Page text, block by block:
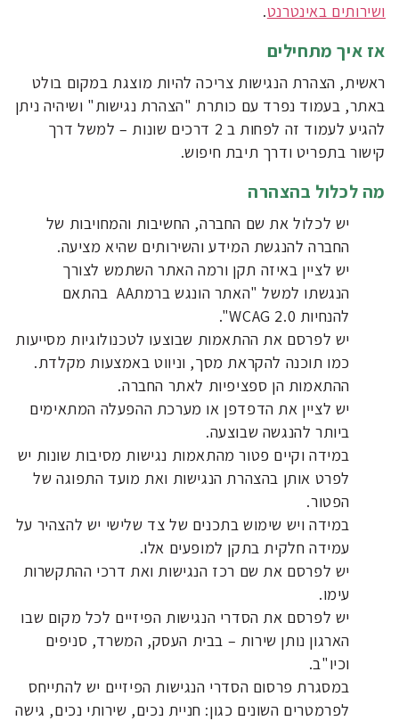
ושירותים באינטרנט.
אז איך מתחילים
ראשית, הצהרת הנגישות צריכה להיות מוצגת במקום בולט
באתר, בעמוד נפרד עם כותרת "הצהרת נגישות" ושיהיה ניתן
להגיע לעמוד זה לפחות ב 2 דרכים שונות – למשל דרך
קישור בתפריט ודרך תיבת חיפוש.
מה לכלול בהצהרה
יש לכלול את שם החברה, החשיבות והמחויבות של
החברה להנגשת המידע והשירותים שהיא מציעה.
יש לציין באיזה תקן ורמה האתר השתמש לצורך
הנגשתו למשל "האתר הונגש ברמתAA בהתאם
להנחיות WCAG 2.0".
יש לפרסם את ההתאמות שבוצעו לטכנולוגיות מסייעות
כמו תוכנה להקראת מסך, וניווט באמצעות מקלדת.
ההתאמות הן ספציפיות לאתר החברה.
יש לציין את הדפדפן או מערכת ההפעלה המתאימים
ביותר להנגשה שבוצעה.
במידה וקיים פטור מהתאמות נגישות מסיבות שונות יש
לפרט אותן בהצהרת הנגישות ואת מועד התפוגה של
הפטור.
במידה ויש שימוש בתכנים של צד שלישי יש להצהיר על
עמידה חלקית בתקן למופעים אלו.
יש לפרסם את שם רכז הנגישות ואת דרכי ההתקשרות
עימו.
יש לפרסם את הסדרי הנגישות הפיזיים לכל מקום שבו
הארגון נותן שירות – בבית העסק, המשרד, סניפים
וכיו"ב.
במסגרת פרסום הסדרי הנגישות הפיזיים יש להתייחס
לפרמטרים השונים כגון: חניית נכים, שירותי נכים, גישה